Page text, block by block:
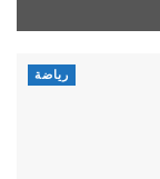
رياضة